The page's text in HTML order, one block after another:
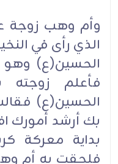
وأم وهب زوجة
الذي رأى في
الحسين(ع)
فأعلم زوجته
الحسين(ع)
بك أرشد أمورك
بداية معركة
فلحقت به أم